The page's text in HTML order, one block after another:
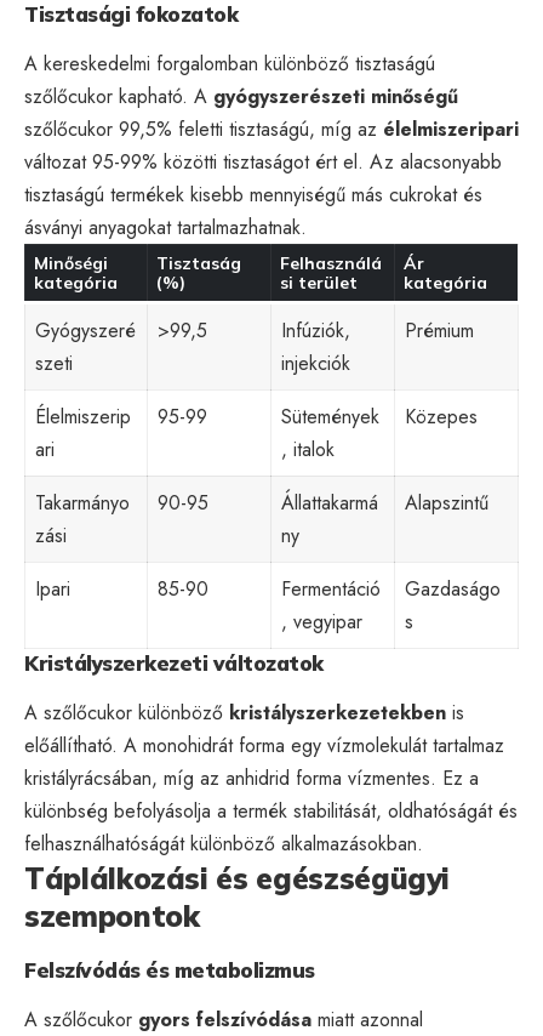
Tisztasági fokozatok
A kereskedelmi forgalomban különböző tisztaságú
szőlőcukor kapható. A gyógyszerészeti minőségű
szőlőcukor 99,5% feletti tisztaságú, míg az élelmiszeripari
változat 95-99% közötti tisztaságot ért el. Az alacsonyabb
tisztaságú termékek kisebb mennyiségű más cukrokat és
ásványi anyagokat tartalmazhatnak.
Minőségi
kategória
Tisztaság
(%)
Felhasználá
si terület
Ár
kategória
Gyógyszeré
szeti
>99,5
Infúziók,
injekciók
Prémium
Élelmiszerip
ari
95-99
Sütemények
, italok
Közepes
Takarmányo
zási
90-95
Állattakarmá
ny
Alapszintű
Ipari 85-90
Fermentáció
, vegyipar
Gazdaságo
s
Kristályszerkezeti változatok
A szőlőcukor különböző kristályszerkezetekben is
előállítható. A monohidrát forma egy vízmolekulát tartalmaz
kristályrácsában, míg az anhidrid forma vízmentes. Ez a
különbség befolyásolja a termék stabilitását, oldhatóságát és
felhasználhatóságát különböző alkalmazásokban.
Táplálkozási és egészségügyi
szempontok
Felszívódás és metabolizmus
A szőlőcukor gyors felszívódása miatt azonnal